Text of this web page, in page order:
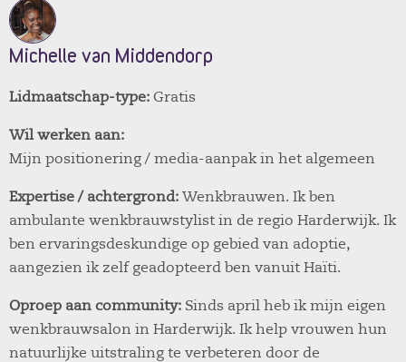
Michelle van Middendorp
Lidmaatschap-type: Gratis
Wil werken aan:
Mijn positionering / media-aanpak in het algemeen
Expertise / achtergrond: Wenkbrauwen. Ik ben
ambulante wenkbrauwstylist in de regio Harderwijk. Ik
ben ervaringsdeskundige op gebied van adoptie,
aangezien ik zelf geadopteerd ben vanuit Haïti.
Oproep aan community: Sinds april heb ik mijn eigen
wenkbrauwsalon in Harderwijk. Ik help vrouwen hun
natuurlijke uitstraling te verbeteren door de